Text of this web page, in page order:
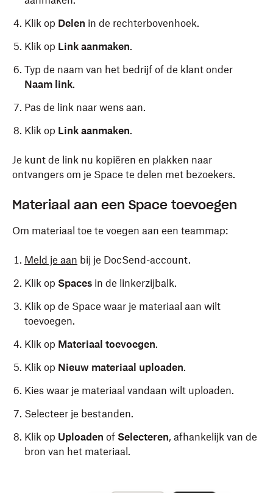
Klik op Delen in de rechterbovenhoek.
Klik op Link aanmaken.
Typ de naam van het bedrijf of de klant onder
Naam link.
Pas de link naar wens aan.
Klik op Link aanmaken.
Je kunt de link nu kopiëren en plakken naar
ontvangers om je Space te delen met bezoekers.
Materiaal aan een Space toevoegen
Om materiaal toe te voegen aan een teammap:
Meld je aan bij je DocSend-account.
Klik op Spaces in de linkerzijbalk.
Klik op de Space waar je materiaal aan wilt
toevoegen.
Klik op Materiaal toevoegen.
Klik op Nieuw materiaal uploaden.
Kies waar je materiaal vandaan wilt uploaden.
Selecteer je bestanden.
Klik op Uploaden of Selecteren, afhankelijk van de
bron van het materiaal.